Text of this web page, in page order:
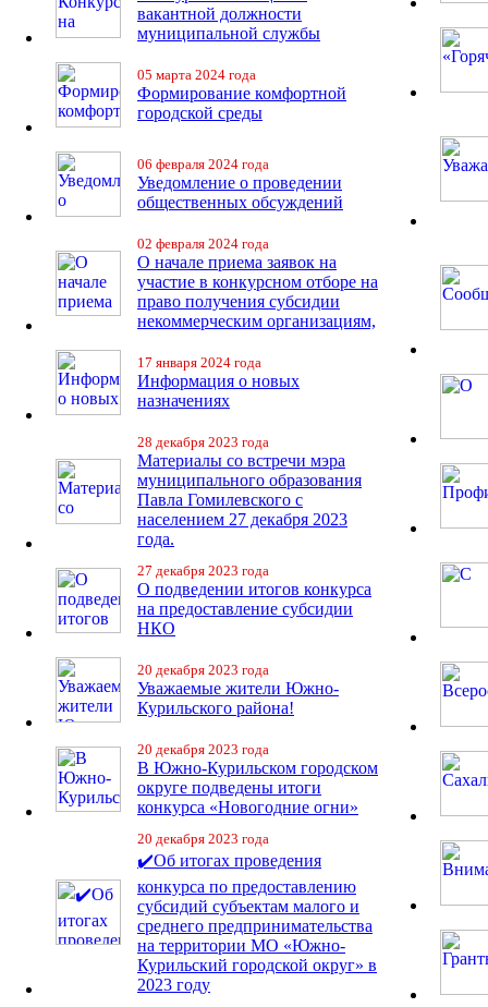
вакантной должности
муниципальной службы
05 марта 2024 года
Формирование комфортной
городской среды
06 февраля 2024 года
Уведомление о проведении
общественных обсуждений
02 февраля 2024 года
О начале приема заявок на
участие в конкурсном отборе на
право получения субсидии
некоммерческим организациям,
17 января 2024 года
Информация о новых
назначениях
28 декабря 2023 года
Материалы со встречи мэра
муниципального образования
Павла Гомилевского с
населением 27 декабря 2023
года.
27 декабря 2023 года
О подведении итогов конкурса
на предоставление субсидии
НКО
20 декабря 2023 года
Уважаемые жители Южно-
Курильского района!
20 декабря 2023 года
В Южно-Курильском городском
округе подведены итоги
конкурса «Новогодние огни»
20 декабря 2023 года
✔️Об итогах проведения
конкурса по предоставлению
субсидий субъектам малого и
среднего предпринимательства
на территории МО «Южно-
Курильский городской округ» в
2023 году